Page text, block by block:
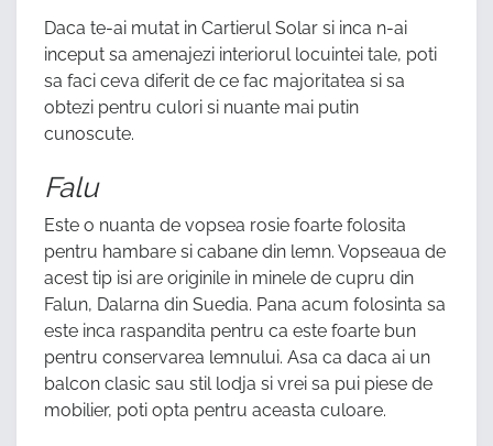
Daca te-ai mutat in Cartierul Solar si inca n-ai
inceput sa amenajezi interiorul locuintei tale, poti
sa faci ceva diferit de ce fac majoritatea si sa
obtezi pentru culori si nuante mai putin
cunoscute.
Falu
Este o nuanta de vopsea rosie foarte folosita
pentru hambare si cabane din lemn. Vopseaua de
acest tip isi are originile in minele de cupru din
Falun, Dalarna din Suedia. Pana acum folosinta sa
este inca raspandita pentru ca este foarte bun
pentru conservarea lemnului. Asa ca daca ai un
balcon clasic sau stil lodja si vrei sa pui piese de
mobilier, poti opta pentru aceasta culoare.